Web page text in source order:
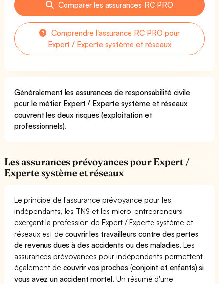
Comparer les assurances RC PRO
Comprendre l'assurance RC PRO pour
Expert / Experte système et réseaux
Généralement les assurances de responsabilité civile
pour le métier Expert / Experte système et réseaux
couvrent les deux risques (exploitation et
professionnels).
Les assurances prévoyances pour Expert /
Experte système et réseaux
Le principe de l'assurance prévoyance pour les
indépendants, les TNS et les micro-entrepreneurs
exerçant la profession de Expert / Experte système et
réseaux est decouvrir les travailleurs contre des pertes
de revenus dues à des accidents ou des maladies. Les
assurances prévoyances pour indépendants permettent
également decouvrir vos proches (conjoint et enfants) si
vous avez un accident mortel. Un résumé d'une